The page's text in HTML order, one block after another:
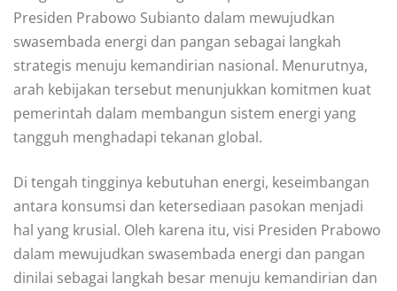
Presiden Prabowo Subianto dalam mewujudkan
swasembada energi dan pangan sebagai langkah
strategis menuju kemandirian nasional. Menurutnya,
arah kebijakan tersebut menunjukkan komitmen kuat
pemerintah dalam membangun sistem energi yang
tangguh menghadapi tekanan global.
Di tengah tingginya kebutuhan energi, keseimbangan
antara konsumsi dan ketersediaan pasokan menjadi
hal yang krusial. Oleh karena itu, visi Presiden Prabowo
dalam mewujudkan swasembada energi dan pangan
dinilai sebagai langkah besar menuju kemandirian dan